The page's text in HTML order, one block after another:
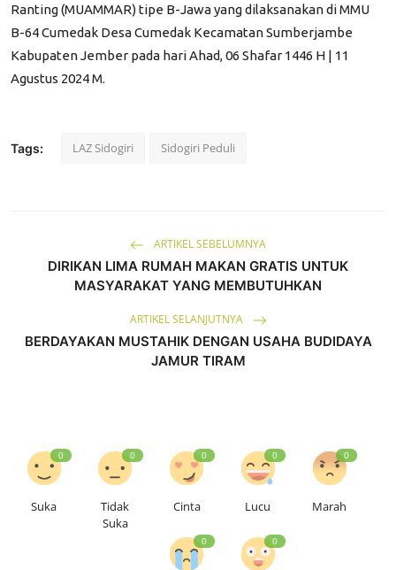
Ranting (MUAMMAR) tipe B-Jawa yang dilaksanakan di MMU
B-64 Cumedak Desa Cumedak Kecamatan Sumberjambe
Kabupaten Jember pada hari Ahad, 06 Shafar 1446 H | 11
Agustus 2024 M.
Tags: LAZ Sidogiri Sidogiri Peduli
ARTIKEL SEBELUMNYA
DIRIKAN LIMA RUMAH MAKAN GRATIS UNTUK
MASYARAKAT YANG MEMBUTUHKAN
ARTIKEL SELANJUTNYA
BERDAYAKAN MUSTAHIK DENGAN USAHA BUDIDAYA
JAMUR TIRAM
0
Suka
0
Tidak
Suka
0
Cinta
0
Lucu
0
Marah
0 0